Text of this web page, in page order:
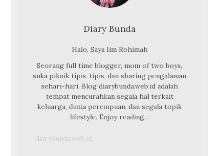
Diary Bunda
Halo, Saya Iim Rohimah
Seorang full time blogger, mom of two boys,
suka piknik tipis-tipis, dan sharing pengalaman
sehari-hari. Blog diarybunda.web.id adalah
tempat mencurahkan segala hal terkait
keluarga, dunia perempuan, dan segala topik
lifestyle. Enjoy reading…
diarybunda.web.id